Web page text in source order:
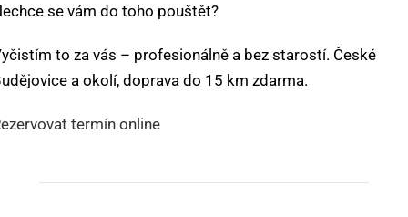
se vám do toho pouštět?
to za vás – profesionálně a bez starostí. České
a okolí, doprava do 15 km zdarma.
termín online